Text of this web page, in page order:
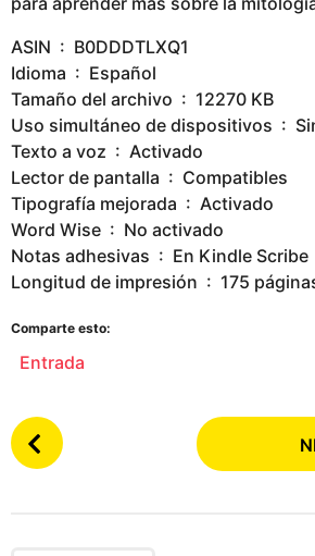
ASIN ‏ : ‎ B0DDDTLXQ1
Idioma ‏ : ‎ Español
Tamaño del archivo ‏ : ‎ 12270 KB
Uso
Texto a voz ‏ : ‎ Activado
Lector de pantalla ‏ : ‎ Compatibles
Tipografía mejorada ‏ : ‎ Activado
Word Wise ‏ : ‎ No activado
Notas adhesivas ‏ : ‎ En Kindle Scribe
Longitud de impresión ‏ : ‎ 175
Comparte esto:
Entrada
P
o